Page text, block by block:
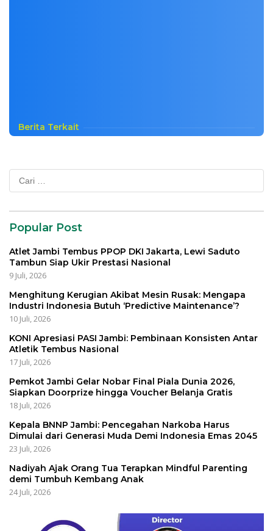
Berita Terkait
Cari
untuk:
Popular Post
Atlet Jambi Tembus PPOP DKI Jakarta, Lewi Saduto
Tambun Siap Ukir Prestasi Nasional
9 Juli, 2026
Menghitung Kerugian Akibat Mesin Rusak: Mengapa
Industri Indonesia Butuh ‘Predictive Maintenance’?
10 Juli, 2026
KONI Apresiasi PASI Jambi: Pembinaan Konsisten Antar
Atletik Tembus Nasional
17 Juli, 2026
Pemkot Jambi Gelar Nobar Final Piala Dunia 2026,
Siapkan Doorprize hingga Voucher Belanja Gratis
18 Juli, 2026
Kepala BNNP Jambi: Pencegahan Narkoba Harus
Dimulai dari Generasi Muda Demi Indonesia Emas 2045
23 Juli, 2026
Nadiyah Ajak Orang Tua Terapkan Mindful Parenting
demi Tumbuh Kembang Anak
24 Juli, 2026